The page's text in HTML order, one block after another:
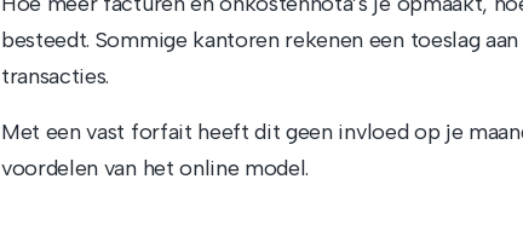
besteedt. Sommige kantoren rekenen een toeslag
transacties.
Met een vast forfait heeft dit geen invloed op je
voordelen van het online model.